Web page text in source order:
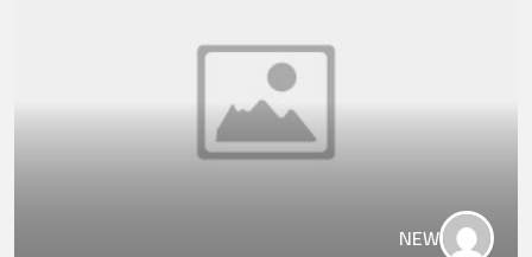
NEW